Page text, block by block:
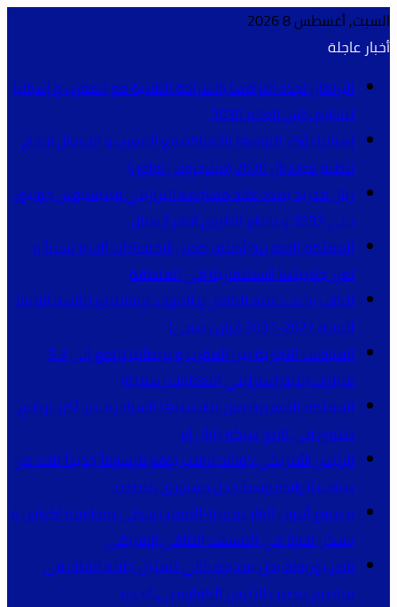
السبت, أغسطس 8 2026
أخبار عاجلة
البرتغال تجدد التزامها بالشراكة الثلاثية مع المغرب و إسبانيا
لتنظيم كأس العالم 2030
إسبانيا تؤكد التزامها بالشراكة مع المغرب و البرتغال لإنجاح
تنظيم مونديال 2030 (ميلاجروس تولون)
ريال مدريد يمدد عقد مهاجمه البرازيلي فينيسيوس جونيور
حتى 2032 و يقطع الطريق أمام أرسنال
المملكة المغربية تُصنّف ضمن الاقتصادات الحرة نسبياً و
تعزز جاذبيتها الاستثمارية في المنطقة
الكاف يجدد دعمه الكامل و الموحد لإنفانتينو لرئاسة الفيفا
للفترة 2027-2031 (بيان رسمي)
المبادلات التجارية بين المغرب و بريطانيا ترتفع إلى 5.3
مليارات جنيه إسترليني (معطيات رسمية)
المملكة المغربية تعزز تنافسيتها السياحية عبر أكبر برنامج
شتوي في تاريخ شركة رايان إير
الرئيس الأمريكي دونالد ترامب يوقع مرسوماً جديداً للحد من
سياحة الولادة وسط جدل دستوري متصاعد
مشروع أنبوب الغاز نيجيريا-المغرب يحظى بموافقة إكواس و
يشكل تحولاً في المشهد الطاقي الإفريقي
ناصر بوريطة يحل بمدينة كالي لتمثيل جلالة الملك في
مراسيم تنصيب الرئيس الكولومبي الجديد